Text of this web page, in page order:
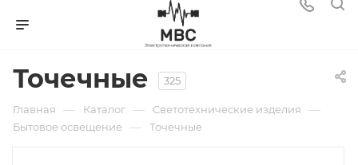
Точечные 325
Главная — Каталог — Светотехнические изделия —
Бытовое освещение — Точечные